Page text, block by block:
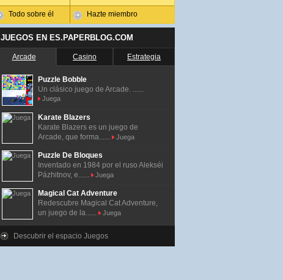
Todo sobre él Hazte miembro
JUEGOS EN ES.PAPERBLOG.COM
Arcade Casino Estrategia
Puzzle Bobble
Un clásico juego de Arcade. ......
Juega
Karate Blazers
Karate Blazers es un juego de
Arcade, que forma......
Juega
Puzzle De Bloques
Inventado en 1984 por el ruso Alekséi
Pázhitnov, e......
Juega
Magical Cat Adventure
Redescubre Magical Cat Adventure,
un juego de la......
Juega
Descubrir el espacio Juegos